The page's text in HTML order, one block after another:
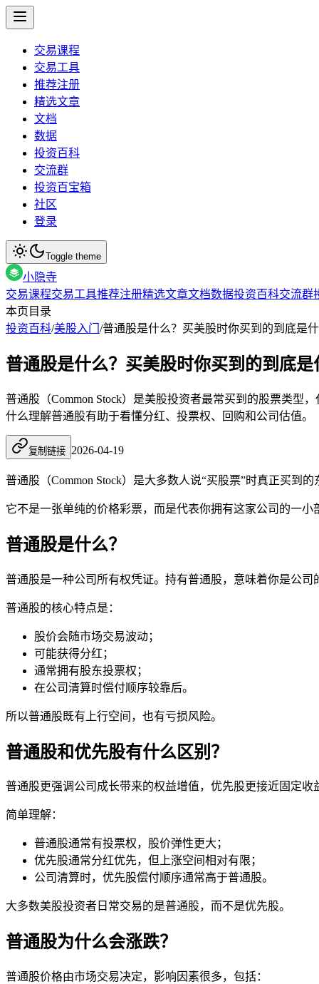
交易课程
交易工具
推荐注册
精选文章
文档
数据
投资百科
交流群
投资百宝箱
社区
登录
Toggle theme
小隐寺
交易课程交易工具推荐注册精选文章文档数据投资百科交流群
本页目录
投资百科/美股入门 /普通股是什么？买美股时你买到的到底是
普通股是什么？买美股时你买到的到底是
普通股（Common Stock）是美股投资者最常买到的股票类型
什么理解普通股有助于看懂分红、投票权、回购和公司估值。
复制链接 2026-04-19
普通股（Common Stock）是大多数人说“买股票”时真正买到
它不是一张单纯的价格彩票，而是代表你拥有这家公司的一小
普通股是什么？
普通股是一种公司所有权凭证。持有普通股，意味着你是公
普通股的核心特点是：
股价会随市场交易波动；
可能获得分红 ；
通常拥有股东投票权；
在公司清算时偿付顺序较靠后。
所以普通股既有上行空间，也有亏损风险。
普通股和优先股有什么区别？
普通股更强调公司成长带来的权益增值， 优先股更接近固定收
简单理解：
普通股通常有投票权，股价弹性更大；
优先股通常分红优先，但上涨空间相对有限；
公司清算时，优先股偿付顺序通常高于普通股。
大多数美股投资者日常交易的是普通股，而不是优先股。
普通股为什么会涨跌？
普通股价格由市场交易决定，影响因素很多，包括：